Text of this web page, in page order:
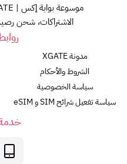
الاشتراكات، شحن
مدونة XGATE
الشروط والأحكام
سياسة الخصوصية
سياسة تفعيل شرائح SIM و eSIM
خدمة